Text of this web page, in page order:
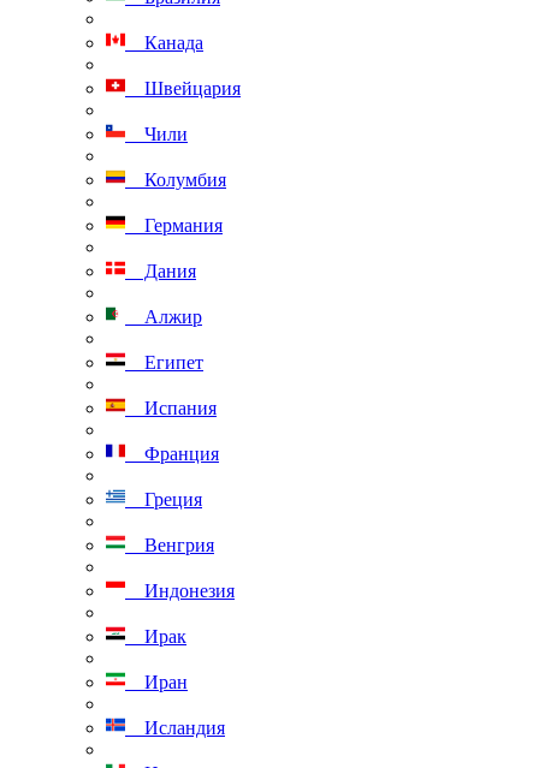
Канада
Швейцария
Чили
Колумбия
Германия
Дания
Алжир
Египет
Испания
Франция
Греция
Венгрия
Индонезия
Ирак
Иран
Исландия